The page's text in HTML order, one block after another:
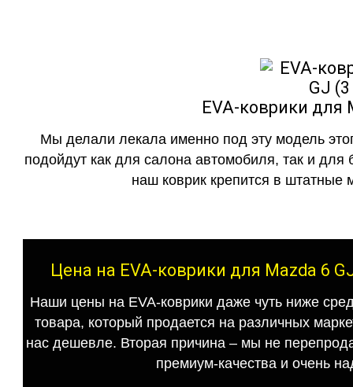
EVA-коврики для
Мы делали лекала именно под эту модель
подойдут как для салона автомобиля, так и для
наш коврик крепится в штатные
Цена на EVA-коврики для Mazda 6
Наши цены на EVA-коврики даже чуть ниже
товара, который продается на различных
нас дешевле. Вторая причина – мы не
премиум-качества и очень